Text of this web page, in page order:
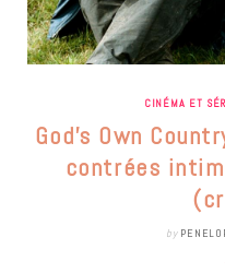
CINÉMA ET
God’s Own
contrées
by